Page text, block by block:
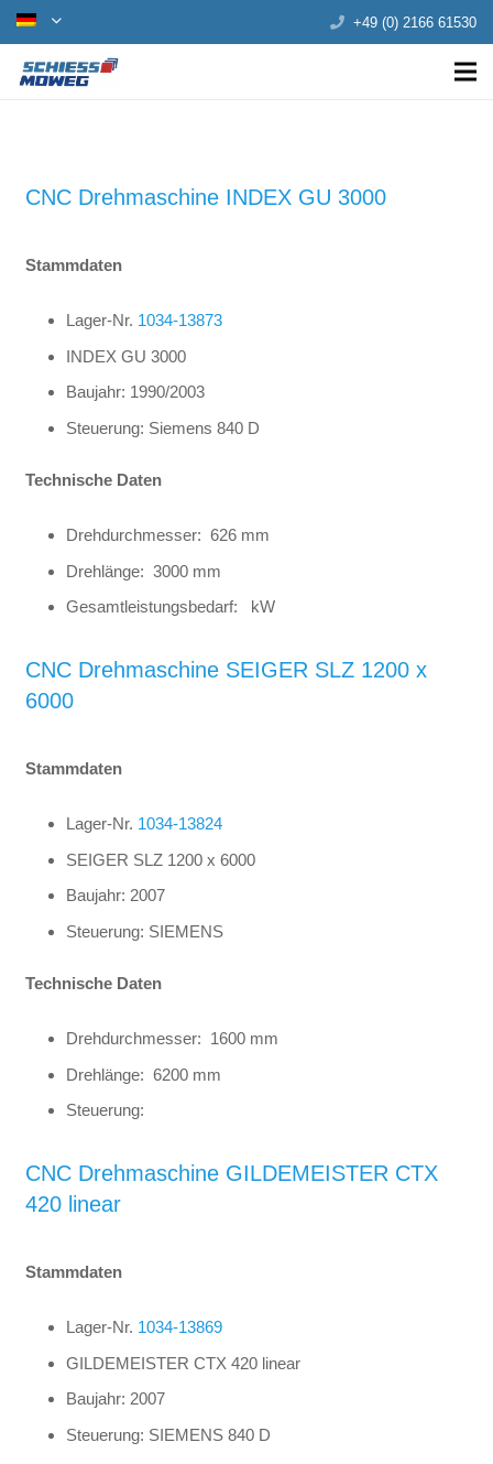
+49 (0) 2166 61530
CNC Drehmaschine INDEX GU 3000
Stammdaten
Lager-Nr. 1034-13873
INDEX GU 3000
Baujahr: 1990/2003
Steuerung: Siemens 840 D
Technische Daten
Drehdurchmesser: 626 mm
Drehlänge: 3000 mm
Gesamtleistungsbedarf: kW
CNC Drehmaschine SEIGER SLZ 1200 x
6000
Stammdaten
Lager-Nr. 1034-13824
SEIGER SLZ 1200 x 6000
Baujahr: 2007
Steuerung: SIEMENS
Technische Daten
Drehdurchmesser: 1600 mm
Drehlänge: 6200 mm
Steuerung:
CNC Drehmaschine GILDEMEISTER CTX
420 linear
Stammdaten
Lager-Nr. 1034-13869
GILDEMEISTER CTX 420 linear
Baujahr: 2007
Steuerung: SIEMENS 840 D